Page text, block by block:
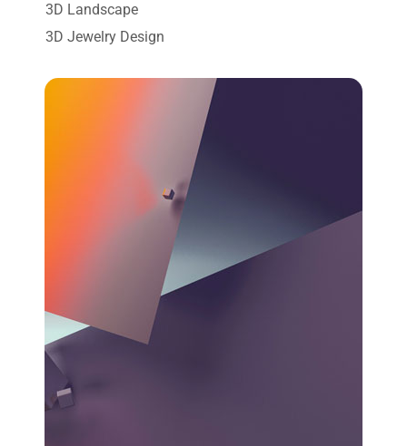
3D Landscape
3D Jewelry Design